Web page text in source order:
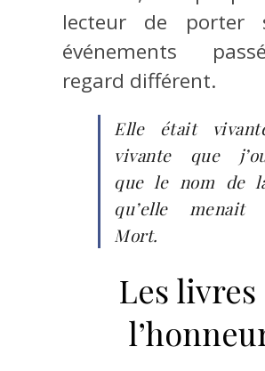
lecteur de porter
événements
regard différent.
Elle était
vivante que
que le nom de
qu’elle menait
Mort.
Les livres